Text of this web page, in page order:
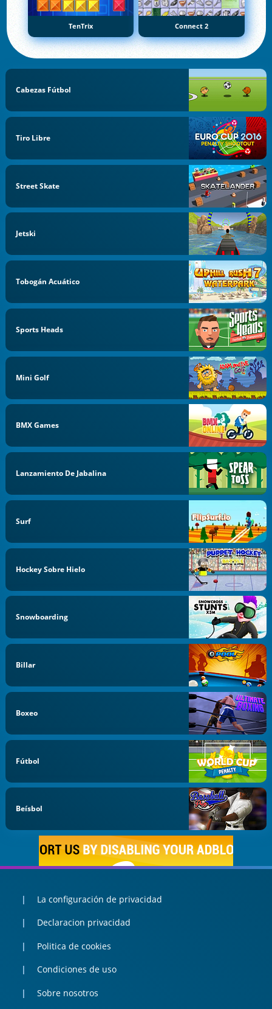
TenTrix Connect 2
Cabezas Fútbol
Tiro Libre
Street Skate
Jetski
Tobogán Acuático
Sports Heads
Mini Golf
BMX Games
Lanzamiento De Jabalina
Surf
Hockey Sobre Hielo
Snowboarding
Billar
Boxeo
Fútbol
Beísbol
La configuración de privacidad
Declaracion privacidad
Politica de cookies
Condiciones de uso
Sobre nosotros